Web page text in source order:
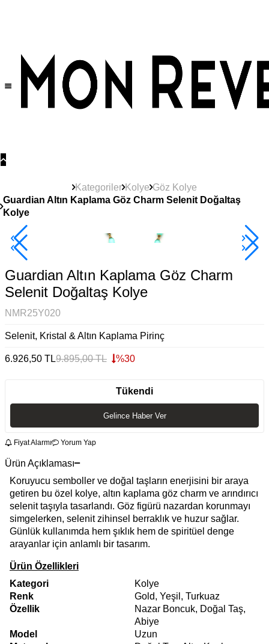
Kategoriler Kolye Göz Kolye
Guardian Altın Kaplama Göz Charm Selenit Doğaltaş
Kolye
2+ Ürüne +%10
Guardian Altın Kaplama Göz Charm
Selenit Doğaltaş Kolye
NMR25Y020
Selenit, Kristal & Altın Kaplama Pirinç
6.926,50 TL9.895,00TL %30
Tükendi
Gelince Haber Ver
Fiyat Alarmı Yorum Yap
Ürün Açıklaması
Koruyucu semboller ve doğal taşların enerjisini bir araya
getiren bu özel kolye, altın kaplama göz charm ve arındırıcı
selenit taşıyla tasarlandı. Göz figürü nazardan korunmayı
simgelerken, selenit zihinsel berraklık ve huzur sağlar.
Günlük kullanımda hem şıklık hem de spiritüel denge
arayanlar için anlamlı bir tasarım.
Ürün Özellikleri
Kategori
Kolye
Renk
Gold, Yeşil, Turkuaz
Özellik
Nazar Boncuk, Doğal Taş,
Abiye
Model
Uzun